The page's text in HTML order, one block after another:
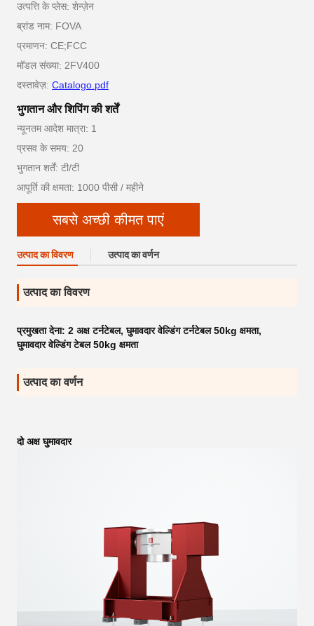
उत्पत्ति के प्लेस: शेन्ज़ेन
ब्रांड नाम: FOVA
प्रमाणन: CE;FCC
मॉडल संख्या: 2FV400
दस्तावेज़: Catalogo.pdf
भुगतान और शिपिंग की शर्तें
न्यूनतम आदेश मात्रा: 1
प्रसव के समय: 20
भुगतान शर्तें: टी/टी
आपूर्ति की क्षमता: 1000 पीसी / महीने
सबसे अच्छी कीमत पाएं
उत्पाद का विवरण उत्पाद का वर्णन
उत्पाद का विवरण
प्रमुखता देना: 2 अक्ष टर्नटेबल,घुमावदार वेल्डिंग टर्नटेबल 50kg क्षमता,
घुमावदार वेल्डिंग टेबल 50kg क्षमता
उत्पाद का वर्णन
दो अक्ष घुमावदार